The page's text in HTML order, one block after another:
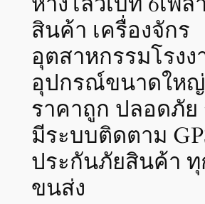
สินค้า เครื่องจักร
อุตสาหกรรมโรงง
อุปกรณ์ขนาดใหญ่
ราคาถูก ปลอดภั
มีระบบติดตาม
ประกันภัยสินค้า ทุ
ขนส่ง